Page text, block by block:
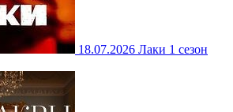
18.07.2026 Лаки 1 сезон